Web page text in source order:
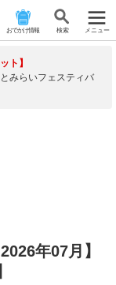
おでかけ情報 検 索 メニュー
ト】
みらいフェスティバ
年07月】